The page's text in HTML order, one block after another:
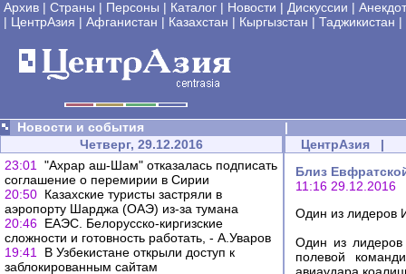
Архив | Страны | Персоны | Каталог | Новости | Дискуссии |
| ЦентрАзия | Афганистан | Казахстан | Кыргызстан | Таджикистан |
Новости и события
|
Четверг, 29.12.2016
23:01
"Ахрар аш-Шам" отказалась подписать
соглашение о перемирии в Сирии
20:50 Казахские туристы застряли в
аэропорту Шарджа (ОАЭ) из-за тумана
20:46 ЕАЭС. Белорусско-киргизские
сложности и готовность работать, - А.Уваров
19:41
В Узбекистане открыли доступ к
заблокированным сайтам
ЦентрАзия |
Близ
11:16 29.12.2016
Один из лидеров
Один из лидеров
полевой